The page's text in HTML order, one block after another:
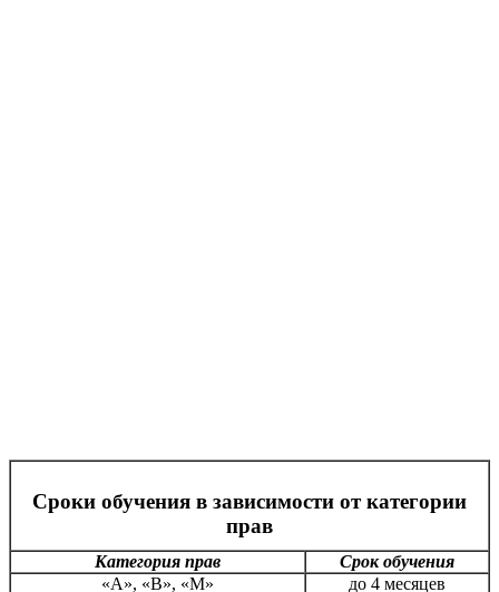
Сроки обучения в зависимости от категории
прав
Категория прав
Срок обучения
«А», «В», «М»
до 4 месяцев